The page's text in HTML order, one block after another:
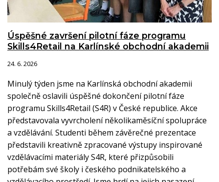
Úspěšné završení pilotní fáze programu
Skills4Retail na Karlínské obchodní akademii
24. 6. 2026
Minulý týden jsme na Karlínská obchodní akademii
společně oslavili úspěšné dokončení pilotní fáze
programu Skills4Retail (S4R) v České republice. Akce
představovala vyvrcholení několikaměsíční spolupráce
a vzdělávání. Studenti během závěrečné prezentace
představili kreativně zpracované výstupy inspirované
vzdělávacími materiály S4R, které přizpůsobili
potřebám své školy i českého podnikatelského a